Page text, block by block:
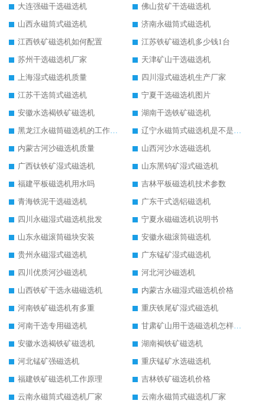
大连强磁干选磁选机
佛山贫矿干选磁选机
山西永磁筒式磁选机
济南永磁筒式磁选机
江西铁矿磁选机如何配置
江苏铁矿磁选机多少钱1台
苏州干选磁选机厂家
天津矿山干选磁选机
上海湿式磁选机质量
四川湿式磁选机生产厂家
江苏干选筒式磁选机
宁夏干选磁选机图片
安徽水选褐铁矿磁选机
湖南干选铁矿磁选机
黑龙江永磁筒磁选机的工作原理
辽宁永磁筒式磁选机是不是强磁
内蒙古河沙磁选机质量
山西河沙水选磁选机
广西钛铁矿湿式磁选机
山东黑钨矿湿式磁选机
福建平板磁选机用水吗
吉林平板磁选机技术参数
青海铁泥干选磁选机
广东干式选铝磁选机
四川永磁湿式磁选机批发
宁夏永磁磁选机说明书
山东永磁滚筒磁块安装
安徽永磁滚筒磁选机
贵州永磁湿式磁选机
广东锰矿湿式磁选机
四川优质河沙磁选机
河北河沙磁选机
山西铁矿干选永磁磁选机
内蒙古永磁湿式磁选机价格
河南铁矿磁选机有多重
重庆铁尾矿湿式磁选机
河南干选专用磁选机
甘肃矿山用干选磁选机怎样调磁
安徽水选褐铁矿磁选机
湖南褐铁矿磁选机
河北锰矿强磁选机
重庆锰矿水选磁选机
福建铁矿磁选机工作原理
吉林铁矿磁选机价格
云南永磁筒式磁选机厂家
云南永磁筒式磁选机厂家